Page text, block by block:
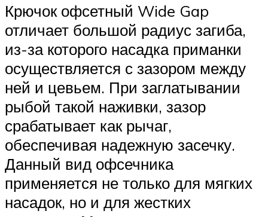
Крючок офсетный Wide Gap
отличает большой радиус загиба,
из-за которого насадка приманки
осуществляется с зазором между
ней и цевьем. При заглатывании
рыбой такой наживки, зазор
срабатывает как рычаг,
обеспечивая надежную засечку.
Данный вид офсечника
применяется не только для мягких
насадок, но и для жестких